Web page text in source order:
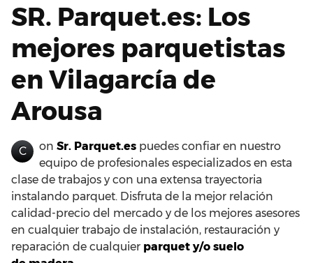
SR. Parquet.es: Los
mejores parquetistas
en Vilagarcía de
Arousa
C on Sr. Parquet.es puedes confiar en nuestro
equipo de profesionales especializados en esta
clase de trabajos y con una extensa trayectoria
instalando parquet. Disfruta de la mejor relación
calidad-precio del mercado y de los mejores asesores
en cualquier trabajo de instalación, restauración y
reparación de cualquier parquet y/o suelo